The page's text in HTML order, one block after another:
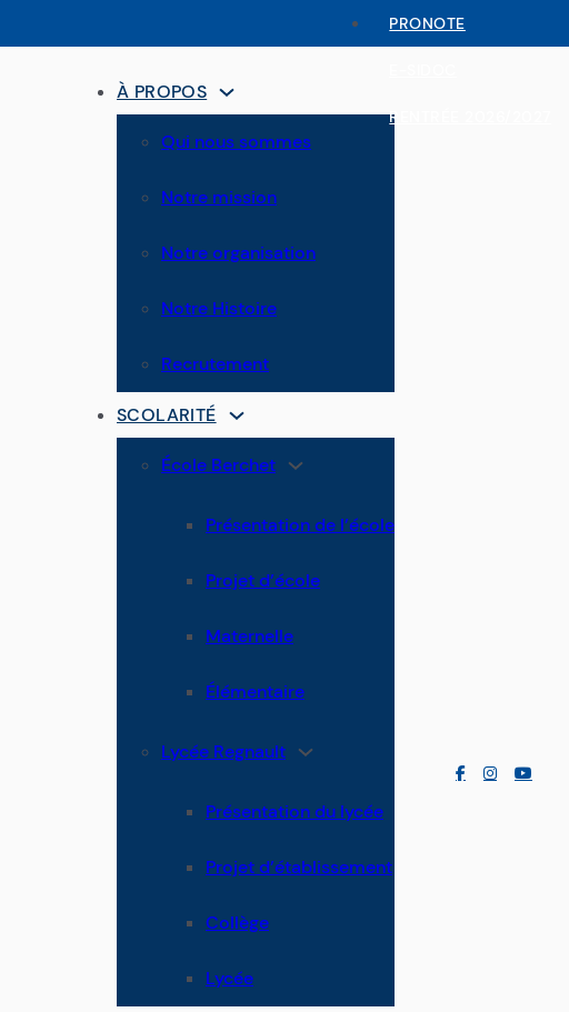
PRONOTE
RENTRÉE 2026/2027
À PROPOS
Qui nous sommes
Notre mission
Notre organisation
Notre Histoire
Recrutement
SCOLARITÉ
École Berchet
Présentation de l’école
Projet d’école
Maternelle
Élémentaire
Lycée Regnault
Présentation du lycée
Projet d’établissement
Collège
Lycée